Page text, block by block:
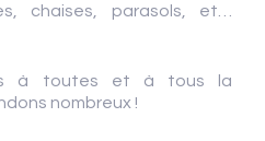
chaises, parasols, et…
à toutes et à tous la
nombreux !